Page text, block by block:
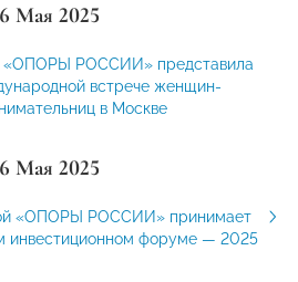
Мая 2025
«ОПОРЫ РОССИИ» представила
встрече женщин-
в Москве
Мая 2025
«ОПОРЫ РОССИИ» принимает
инвестиционном форуме — 2025